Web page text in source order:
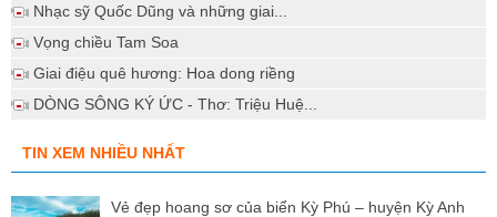
Nhạc sỹ Quốc Dũng và những giai...
Vọng chiều Tam Soa
Giai điệu quê hương: Hoa dong riềng
DÒNG SÔNG KÝ ỨC - Thơ: Triệu Huệ...
TIN XEM NHIỀU NHẤT
Vẻ đẹp hoang sơ của biển Kỳ Phú – huyện Kỳ Anh